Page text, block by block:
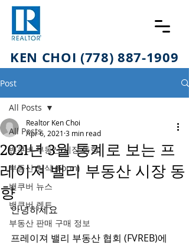
KEN CHOI (778) 887-1909
Post
All Posts
밴쿠버 부동산 시장 동향
부동산 양식 (Form)
밴쿠버 뉴스
밴쿠버 렌트
부동산 판매 구매 정보
All Posts
2021년 3월 통계로 보는 프
레이져 밸리 부동산 시장 동
향
Realtor Ken Choi
Apr 6, 2021 3 min read
안녕하세요
프레이져 밸리 부동산 협회 (FVREB)에